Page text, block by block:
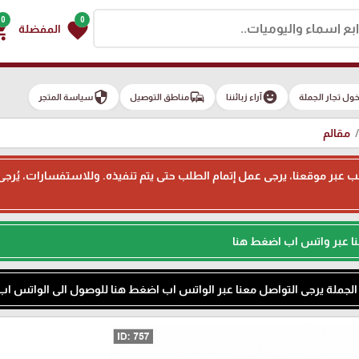
0
favorite المفضلة
0
تجار الجملة emoji_emotionsآراء زبائننا commuteمناطق التوصيل securityسياسة المتجر
مقالم
طلب عبر موقعنا، يرجى عمل إتمام الطلب حتى يتم تنفيذه. وللاستفسارات،
عبر واتس اب اضغط هنا
الجملة يرجى التواصل معنا عبر الواتس اب اضغط هنا للوصول الى الواتس